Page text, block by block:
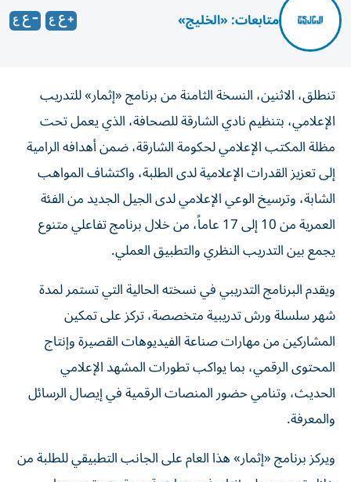
متابعات: «الخليج»
تنطلق، الاثنين، النسخة الثامنة من برنامج «إثمار» للتدريب
الإعلامي، بتنظيم نادي الشارقة للصحافة، الذي يعمل تحت
مظلة المكتب الإعلامي لحكومة الشارقة، ضمن أهدافه الرامية
إلى تعزيز القدرات الإعلامية لدى الطلبة، واكتشاف المواهب
الشابة، وترسيخ الوعي الإعلامي لدى الجيل الجديد من الفئة
العمرية من 10 إلى 17 عاماً، من خلال برنامج تفاعلي متنوع
يجمع بين التدريب النظري والتطبيق العملي.
ويقدم البرنامج التدريبي في نسخته الحالية التي تستمر لمدة
شهر سلسلة ورش تدريبية متخصصة، تركز على تمكين
المشاركين من مهارات صناعة الفيديوهات القصيرة وإنتاج
المحتوى الرقمي، بما يواكب تطورات المشهد الإعلامي
الحديث، وتنامي حضور المنصات الرقمية في إيصال الرسائل
والمعرفة.
ويركز برنامج «إثمار» هذا العام على الجانب التطبيقي للطلبة من